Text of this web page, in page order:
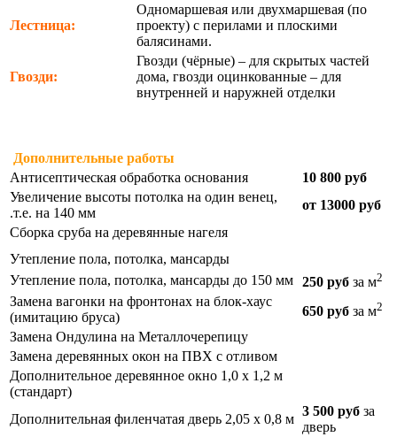
Лестница:
Одномаршевая или двухмаршевая (по
проекту) с перилами и плоскими
балясинами.
Гвозди:
Гвозди (чёрные) – для скрытых частей
дома, гвозди оцинкованные – для
внутренней и наружней отделки
Дополнительные работы
Антисептическая обработка основания
10 800 руб
Увеличение высоты потолка на один венец,
.т.е. на 140 мм
от 13000 руб
Сборка сруба на деревянные нагеля
Утепление пола, потолка, мансарды
Утепление пола, потолка, мансарды до 150 мм 250 руб за м2
Замена вагонки на фронтонах на блок-хаус
(имитацию бруса)
650 руб за м2
Замена Ондулина на Металлочерепицу
Замена деревянных окон на ПВХ с отливом
Дополнительное деревянное окно 1,0 х 1,2 м
(стандарт)
Дополнительная филенчатая дверь 2,05 х 0,8 м
3 500 руб за
дверь